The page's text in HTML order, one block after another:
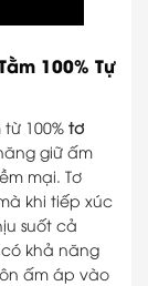
100% Tự
100% tơ
giữ ấm
mại. Tơ
khi tiếp xúc
suốt cả
khả năng
ấm áp vào